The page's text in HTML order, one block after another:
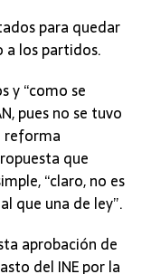
para quedar
a los partidos.
y “como se
pues no se tuvo
reforma
que
“claro, no es
que una de ley”.
aprobación de
del INE por la